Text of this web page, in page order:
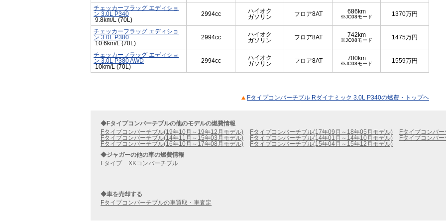
チェッカーフラッグ エディショ
ン 3.0L P340
9.8km/L (70L)
2994cc
ハイオク
ガソリン
フロア8AT 686km
※JC08モード 1370万円
チェッカーフラッグ エディショ
ン 3.0L P380
10.6km/L (70L)
2994cc
ハイオク
ガソリン
フロア8AT 742km
※JC08モード 1475万円
チェッカーフラッグ エディショ
ン 3.0L P380 AWD
10km/L (70L)
2994cc
ハイオク
ガソリン
フロア8AT 700km
※JC08モード 1559万円
Fタイプコンバーチブル Rダイナミック 3.0L P340の燃費・トップヘ
◆Fタイプコンバーチブルの他のモデルの燃費情報
Fタイプコンバーチブル(19年10月～19年12月モデル)
Fタイプコンバーチブル(17年09月～18年05月モデル)
Fタイプコンバ
Fタイプコンバーチブル(14年11月～15年03月モデル)
Fタイプコンバーチブル(14年01月～14年10月モデル)
Fタイプコンバ
Fタイプコンバーチブル(16年10月～17年08月モデル)
Fタイプコンバーチブル(15年04月～15年12月モデル)
◆ジャガーの他の車の燃費情報
Fタイプ
XKコンバーチブル
◆車を売却する
Fタイプコンバーチブルの車買取・車査定